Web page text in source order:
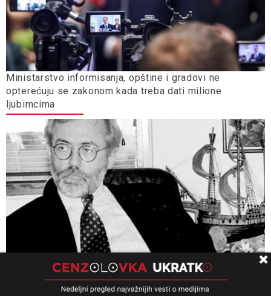
Ministarstvo informisanja, opštine i gradovi ne
opterećuju se zakonom kada treba dati milione
ljubimcima